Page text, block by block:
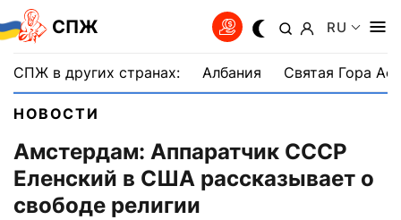
СПЖ RU
СПЖ в других странах: Албания Святая Гора
НОВОСТИ
Амстердам: Аппаратчик СССР
Еленский в США рассказывает о
свободе религии